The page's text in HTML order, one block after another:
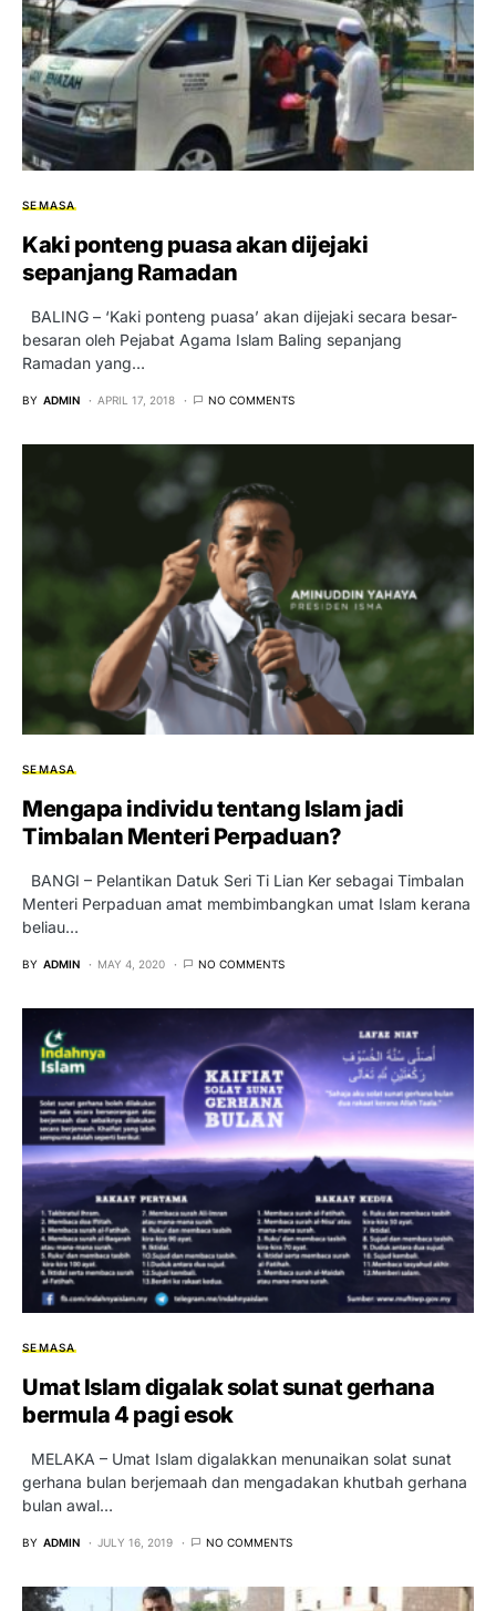
SEMASA
Kaki ponteng puasa akan dijejaki
sepanjang Ramadan
BALING – ‘Kaki ponteng puasa’ akan dijejaki secara besar-
besaran oleh Pejabat Agama Islam Baling sepanjang
Ramadan yang…
BY ADMIN APRIL 17, 2018 NO COMMENTS
SEMASA
Mengapa individu tentang Islam jadi
Timbalan Menteri Perpaduan?
BANGI – Pelantikan Datuk Seri Ti Lian Ker sebagai Timbalan
Menteri Perpaduan amat membimbangkan umat Islam kerana
beliau…
BY ADMIN MAY 4, 2020 NO COMMENTS
SEMASA
Umat Islam digalak solat sunat gerhana
bermula 4 pagi esok
MELAKA – Umat Islam digalakkan menunaikan solat sunat
gerhana bulan berjemaah dan mengadakan khutbah gerhana
bulan awal…
BY ADMIN JULY 16, 2019 NO COMMENTS